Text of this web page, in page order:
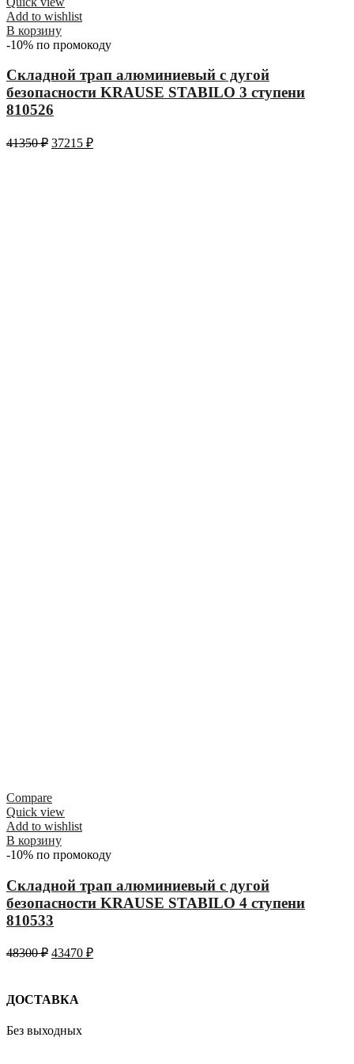
Add to wishlist
В корзину
-10% по промокоду
Складной трап алюминиевый с дугой
безопасности KRAUSE STABILO 3 ступени
810526
41350₽ 37215 ₽
Compare
Quick view
Add to wishlist
В корзину
-10% по промокоду
Складной трап алюминиевый с дугой
безопасности KRAUSE STABILO 4 ступени
810533
48300₽ 43470 ₽
ДОСТАВКА
Без выходных